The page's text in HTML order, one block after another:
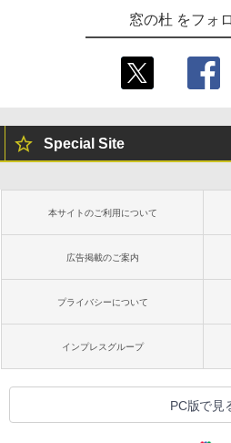
窓の杜 をフォ
Special Site
本サイトのご利用について
広告掲載のご案内
プライバシーについて
インプレスグループ
PC版で見